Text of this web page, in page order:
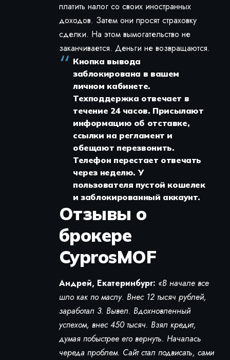
платить налог со своих иностранных
доходов. Затем они просят страховку
сделки. На этом вымогательство не
заканчивается. Деньги не возвращаются.
Кнопка вывода
заблокирована в вашем
личном кабинете.
Техподдержка отвечает в
течение 24 часов. Присылают
информацию об отставке,
ссылки на регламент и
обещают перезвонить.
Телефон перестает отвечать
через неделю. У
пользователя пустой кошелек
и заблокированный аккаунт.
Отзывы о
брокере
CyprosMOF
Андрей, Екатеринбург: «В начале все
шло как по маслу. Внес 12 тысяч рублей,
заработал 3. Вывел. Вдохновленный
успехом, внес 450 тысяч. Взял кредит,
думая побыстрее его вернуть. Началась
череда проблем. Сайт стал подвисать, сами